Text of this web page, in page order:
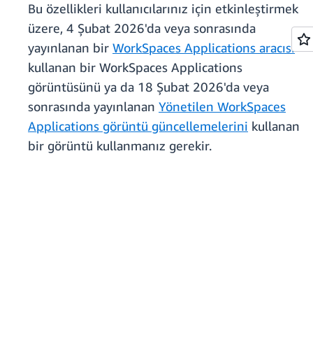
Bu özellikleri kullanıcılarınız için etkinleştirmek
üzere, 4 Şubat 2026'da veya sonrasında
yayınlanan bir WorkSpaces Applications aracısı
kullanan bir WorkSpaces Applications
görüntüsünü ya da 18 Şubat 2026'da veya
sonrasında yayınlanan Yönetilen WorkSpaces
Applications görüntü güncellemelerini kullanan
bir görüntü kullanmanız gerekir.